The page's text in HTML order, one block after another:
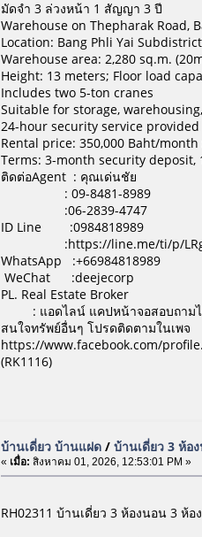
มัดจำ 3 ล่วงหน้า 1 สัญญา 3 ปี
Warehouse on Thepharak Road,
Location: Bang Phli Yai
Warehouse area: 2,280 sq.m.
Height: 13 meters; Floor load
Includes two 5-ton cranes
Suitable for storage,
24-hour security service provided
Rental price: 350,000 Baht/
Terms: 3-month security
ติดต่อAgent : คุณเด่นชัย
: 09-8481-8989
:06-2839-4747
ID Line :0984818989
:https://line.me/ti/p/
WhatsApp :+66984818989
WeChat :deejecorp
PL. Real Estate Broker
: แอดไลน์ แคปหน้าจอสอบถามไ
สนใจทรัพย์อื่นๆ โปรดติดตามในเพจ
https://www.facebook.com/
(RK1116)
บ้านเดี่ยว บ้านแฝด/ บ้านเดี่ยว 3 ห้อ
« เมื่อ: สิงหาคม 01, 2026, 12:53:01 PM »
RH02311 บ้านเดี่ยว 3 ห้องนอน 3 ห้